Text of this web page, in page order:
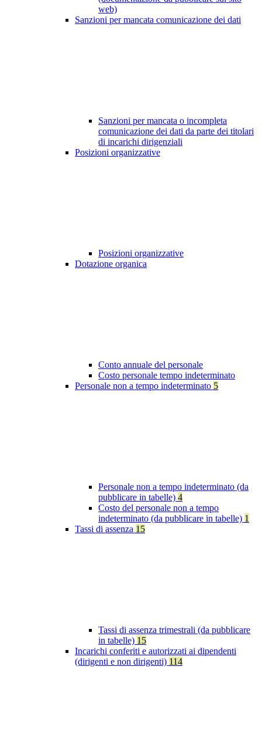
web)
Sanzioni per mancata comunicazione dei dati
Sanzioni per mancata o incompleta
comunicazione dei dati da parte dei titolari
di incarichi dirigenziali
Posizioni organizzative
Posizioni organizzative
Dotazione organica
Conto annuale del personale
Costo personale tempo indeterminato
Personale non a tempo indeterminato 5
Personale non a tempo indeterminato (da
pubblicare in tabelle) 4
Costo del personale non a tempo
indeterminato (da pubblicare in tabelle) 1
Tassi di assenza 15
Tassi di assenza trimestrali (da pubblicare
in tabelle) 15
Incarichi conferiti e autorizzati ai dipendenti
(dirigenti e non dirigenti) 114